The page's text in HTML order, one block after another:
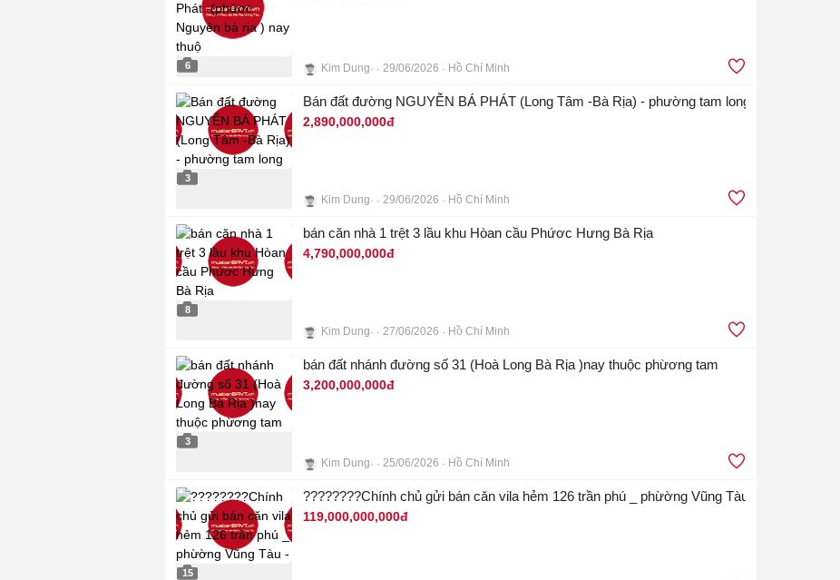
6 Kim Dung 29/06/2026 Hồ Chí Minh
3
Bán đất đường NGUYỄN BÁ PHÁT (Long Tâm -Bà Rịa) - phường tam long
2,890,000,000đ
Kim Dung 29/06/2026 Hồ Chí Minh
8
bán căn nhà 1 trệt 3 lầu khu Hòan cầu Phứơc Hưng Bà Rịa
4,790,000,000đ
Kim Dung 27/06/2026 Hồ Chí Minh
3
bán đất nhánh đường số 31 (Hoà Long Bà Rịa )nay thuộc phừơng tam
3,200,000,000đ
Kim Dung 25/06/2026 Hồ Chí Minh
15
????????Chính chủ gửi bán căn vila hẻm 126 trần phú _ phừờng Vũng Tàu -
119,000,000,000đ